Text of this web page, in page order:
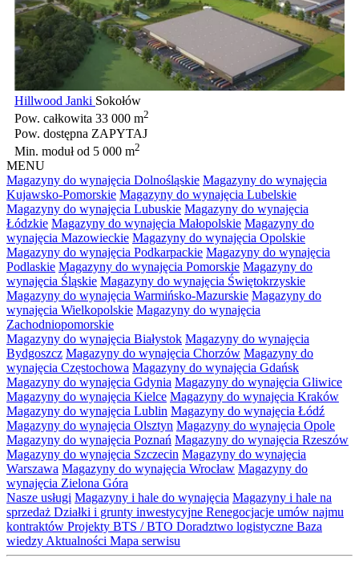
Hillwood Janki Sokołów
Pow. całkowita 33 000 m2
Pow. dostępna ZAPYTAJ
Min. modułod 5 000 m2
MENU
Magazyny do wynajęcia Dolnośląskie Magazyny do wynajęcia
Kujawsko-Pomorskie Magazyny do wynajęcia Lubelskie
Magazyny do wynajęcia Lubuskie Magazyny do wynajęcia
Łódzkie Magazyny do wynajęcia Małopolskie Magazyny do
wynajęcia Mazowieckie Magazyny do wynajęcia Opolskie
Magazyny do wynajęcia Podkarpackie Magazyny do wynajęcia
Podlaskie Magazyny do wynajęcia Pomorskie Magazyny do
wynajęcia Śląskie Magazyny do wynajęcia Świętokrzyskie
Magazyny do wynajęcia Warmińsko-Mazurskie Magazyny do
wynajęcia Wielkopolskie Magazyny do wynajęcia
Zachodniopomorskie
Magazyny do wynajęcia Białystok Magazyny do wynajęcia
Bydgoszcz Magazyny do wynajęcia Chorzów Magazyny do
wynajęcia Częstochowa Magazyny do wynajęcia Gdańsk
Magazyny do wynajęcia Gdynia Magazyny do wynajęcia Gliwice
Magazyny do wynajęcia Kielce Magazyny do wynajęcia Kraków
Magazyny do wynajęcia Lublin Magazyny do wynajęcia Łódź
Magazyny do wynajęcia Olsztyn Magazyny do wynajęcia Opole
Magazyny do wynajęcia Poznań Magazyny do wynajęcia Rzeszów
Magazyny do wynajęcia Szczecin Magazyny do wynajęcia
Warszawa Magazyny do wynajęcia Wrocław Magazyny do
wynajęcia Zielona Góra
Nasze usługi Magazyny i hale do wynajęcia Magazyny i hale na
sprzedaż Działki i grunty inwestycyjne Renegocjacje umów najmu
kontraktów Projekty BTS / BTO Doradztwo logistyczne Baza
wiedzy Aktualności Mapa serwisu